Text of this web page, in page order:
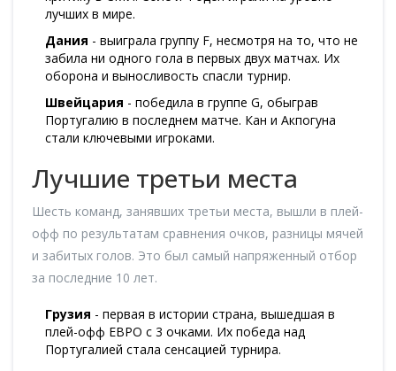
лучших в мире.
Дания - выиграла группу F, несмотря на то, что не
забила ни одного гола в первых двух матчах. Их
оборона и выносливость спасли турнир.
Швейцария - победила в группе G, обыграв
Португалию в последнем матче. Кан и Акпогуна
стали ключевыми игроками.
Лучшие третьи места
Шесть команд, занявших третьи места, вышли в плей-
офф по результатам сравнения очков, разницы мячей
и забитых голов. Это был самый напряженный отбор
за последние 10 лет.
Грузия - первая в истории страна, вышедшая в
плей-офф ЕВРО с 3 очками. Их победа над
Португалией стала сенсацией турнира.